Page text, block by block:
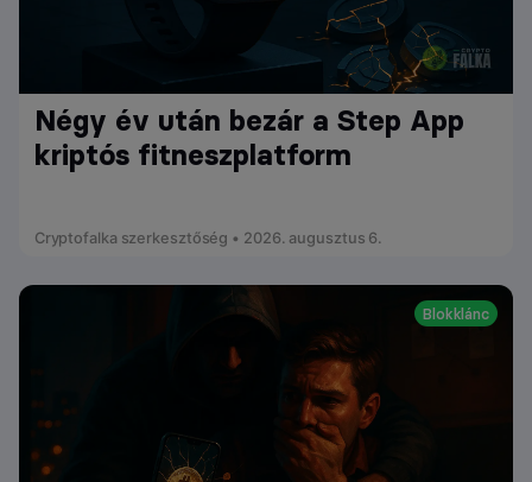
Négy év után bezár a Step App
kriptós fitneszplatform
Cryptofalka szerkesztőség • 2026. augusztus 6.
Blokklánc